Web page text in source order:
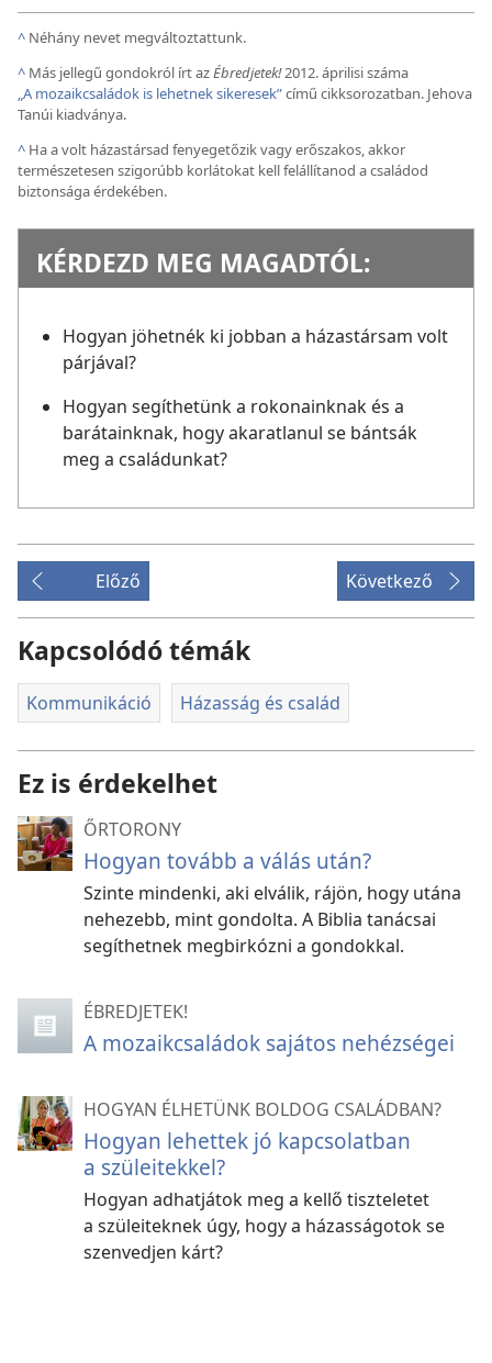
^ Néhány nevet megváltoztattunk.
^ Más jellegű gondokról írt azÉbredjetek!2012. áprilisi száma
„A mozaikcsaládok is lehetnek sikeresek”című cikksorozatban. Jehova
Tanúi kiadványa.
^ Ha a volt házastársad fenyegetőzik vagy erőszakos, akkor
természetesen szigorúbb korlátokat kell felállítanod a családod
biztonsága érdekében.
KÉRDEZD MEG MAGADTÓL:
Hogyan jöhetnék ki jobban a házastársam volt
párjával?
Hogyan segíthetünk a rokonainknak és a
barátainknak, hogy akaratlanul se bántsák
meg a családunkat?
Előző Következő
Kapcsolódó témák
Kommunikáció Házasság és család
Ez is érdekelhet
ŐRTORONY
Hogyan tovább a válás után?
Szinte mindenki, aki elválik, rájön, hogy utána
nehezebb, mint gondolta. A Biblia tanácsai
segíthetnek megbirkózni a gondokkal.
ÉBREDJETEK!
A mozaikcsaládok sajátos nehézségei
HOGYAN ÉLHETÜNK BOLDOG CSALÁDBAN?
Hogyan lehettek jó kapcsolatban
a szüleitekkel?
Hogyan adhatjátok meg a kellő tiszteletet
a szüleiteknek úgy, hogy a házasságotok se
szenvedjen kárt?